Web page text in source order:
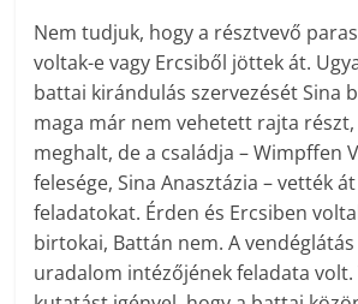
Nem tudjuk, hogy a résztvevő
voltak-e vagy Ercsiből jöttek át.
battai kirándulás szervezését Sina
maga már nem vehetett rajta
meghalt, de a családja – Wimpffen
felesége, Sina Anasztázia – vették
feladatokat. Érden és Ercsiben
birtokai, Battán nem. A
uradalom intézőjének feladata volt.